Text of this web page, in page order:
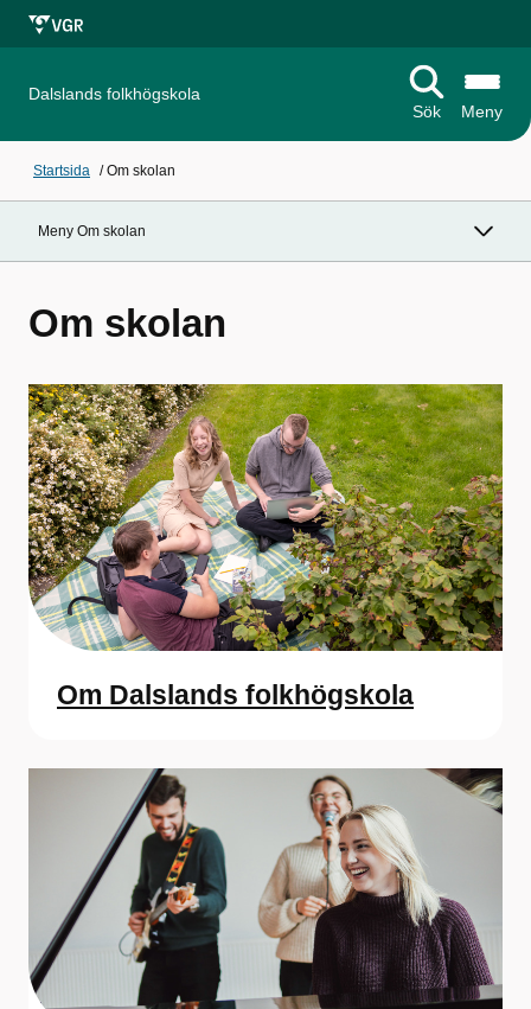
Dalslands folkhögskola
Sök
Meny
Startsida /Om skolan
Meny Om skolan
Om skolan
Om Dalslands folkhögskola